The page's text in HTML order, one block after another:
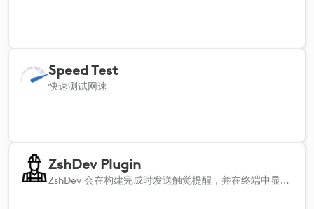
Speed Test
快速测试网速
ZshDev Plugin
ZshDev 会在构建完成时发送触觉提醒，并在终端中显示 CPU/内存警告，同时配合触觉反馈，帮助您发现无提示的崩溃。支持自定义！ ZshDev 插件会在构建完成的瞬间提供触觉反馈，因此您无需一直盯着终端。 它还会在构建过程中实时监控 CPU 和内存使用情况，当资源使用率逼近临界值时发出警告，帮助您及时发现无提示崩溃。 若资源使用量骤增，您将收到清晰的终端警告及触觉提醒，以便立即采取应对措施。 通过“打开设置”操作，您可以自行设置阈值、监控间隔等参数。